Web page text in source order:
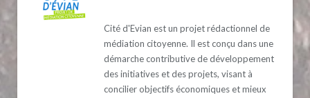
Cité d'Evian est un projet rédactionnel de
médiation citoyenne. Il est conçu dans une
démarche contributive de développement
des initiatives et des projets, visant à
concilier objectifs économiques et mieux